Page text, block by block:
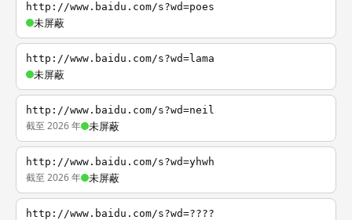
http://www.baidu.com/s?wd=poes
未屏蔽
http://www.baidu.com/s?wd=lama
未屏蔽
http://www.baidu.com/s?wd=neil
截至 2026 年 未屏蔽
http://www.baidu.com/s?wd=yhwh
截至 2026 年 未屏蔽
http://www.baidu.com/s?wd=????